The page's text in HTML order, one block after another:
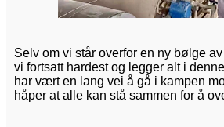
Selv om vi står overfor en ny bølge
vi fortsatt hardest og legger alt i
har vært en lang vei å gå i kampen
håper at alle kan stå sammen for å